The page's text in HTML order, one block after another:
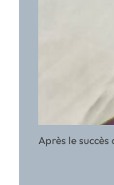
Après le